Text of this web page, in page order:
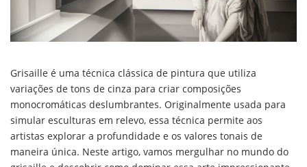
Grisaille é uma técnica clássica de pintura que utiliza
variações de tons de cinza para criar composições
monocromáticas deslumbrantes. Originalmente usada para
simular esculturas em relevo, essa técnica permite aos
artistas explorar a profundidade e os valores tonais de
maneira única. Neste artigo, vamos mergulhar no mundo do